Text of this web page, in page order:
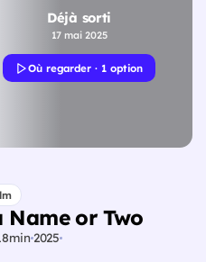
Déjà sorti
17 mai 2025
Où regarder · 1 option
Name or Two
2025